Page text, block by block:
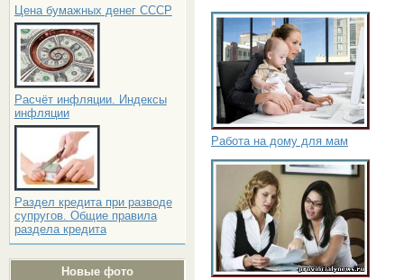
Цена бумажных денег СССР
Расчёт инфляции. Индексы
инфляции
Раздел кредита при разводе
супругов. Общие правила
раздела кредита
Новые фото
Работа на дому для мам